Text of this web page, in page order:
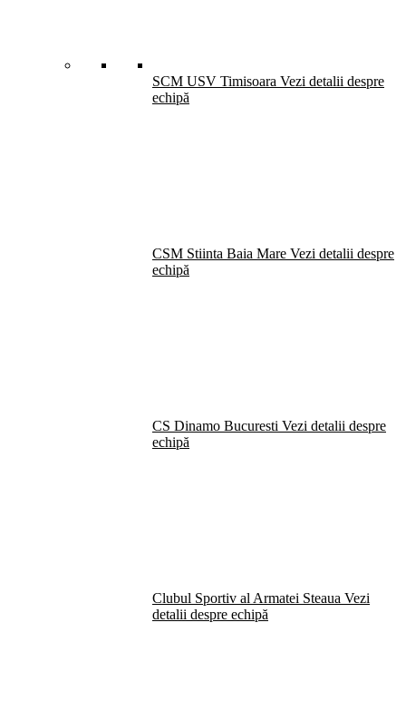
SCM USV Timisoara Vezi detalii despre
echipă
CSM Stiinta Baia Mare Vezi detalii despre
echipă
CS Dinamo Bucuresti Vezi detalii despre
echipă
Clubul Sportiv al Armatei Steaua Vezi
detalii despre echipă